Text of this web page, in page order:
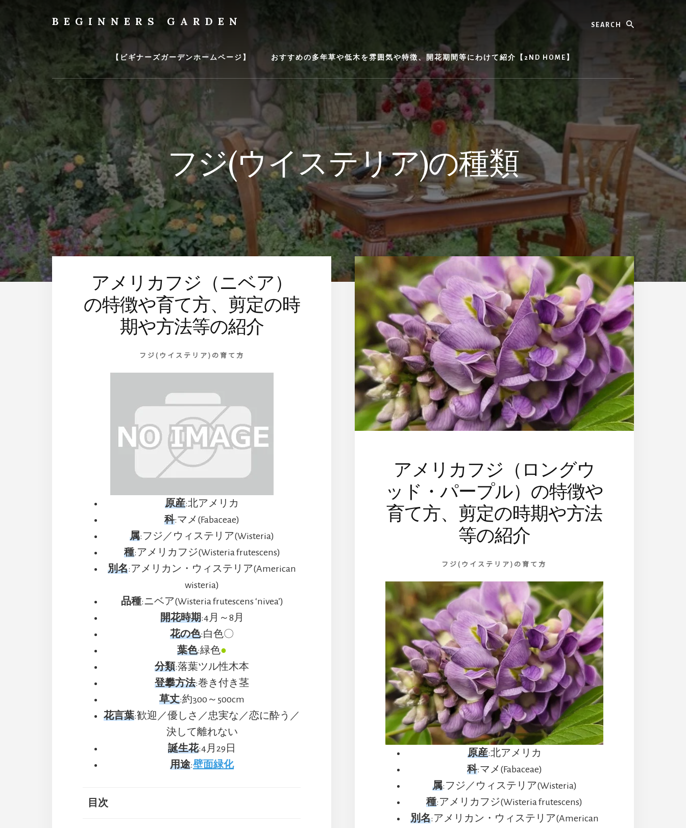
BEGINNERS GARDEN
の
類
や
育
て
方
の
紹
介
を
行
い
ま
す
【ビギナーズガーデンホームページ】 おすすめの多年草や低木を雰囲気や特徴、開花期間等にわけて紹介【2ND HOME】
フジ(ウイステリア)の種類
アメリカフジ（ニベア）
の特徴や育て方、剪定の時
期や方法等の紹介
フジ(ウイステリア)の育て方
原産:北アメリカ
科:マメ(Fabaceae)
属:フジ／ウィステリア(Wisteria)
種:アメリカフジ(Wisteria frutescens)
別名:アメリカン・ウィステリア(American
wisteria)
品種:ニベア(Wisteria frutescens ‘nivea’)
開花時期:4月～8月
花の色:白色〇
葉色:緑色●
分類:落葉ツル性木本
登攀方法:巻き付き茎
草丈:約300～500cm
花言葉:歓迎／優しさ／忠実な／恋に酔う／
決して離れない
誕生花:4月29日
用途:壁面緑化
目次
アメリカフジ（ロングウ
ッド・パープル）の特徴や
育て方、剪定の時期や方法
等の紹介
フジ(ウイステリア)の育て方
原産:北アメリカ
科:マメ(Fabaceae)
属:フジ／ウィステリア(Wisteria)
種:アメリカフジ(Wisteria frutescens)
別名:アメリカン・ウィステリア(American